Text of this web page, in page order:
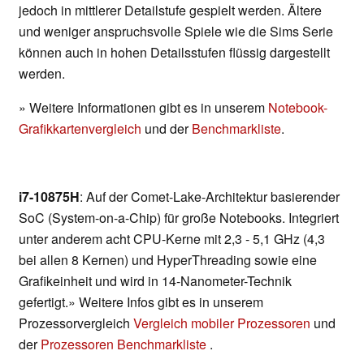
jedoch in mittlerer Detailstufe gespielt werden. Ältere
und weniger anspruchsvolle Spiele wie die Sims Serie
können auch in hohen Detailsstufen flüssig dargestellt
werden.
» Weitere Informationen gibt es in unserem Notebook-
Grafikkartenvergleich und derBenchmarkliste.
i7-10875H: Auf der Comet-Lake-Architektur basierender
SoC (System-on-a-Chip) für große Notebooks. Integriert
unter anderem acht CPU-Kerne mit 2,3 - 5,1 GHz (4,3
bei allen 8 Kernen) und HyperThreading sowie eine
Grafikeinheit und wird in 14-Nanometer-Technik
gefertigt.» Weitere Infos gibt es in unserem
Prozessorvergleich Vergleich mobiler Prozessoren und
derProzessoren Benchmarkliste .